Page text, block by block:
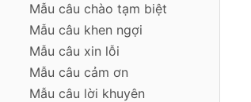
Mẫu câu chào tạm biệt
Mẫu câu khen ngợi
Mẫu câu xin lỗi
Mẫu câu cảm ơn
Mẫu câu lời khuyên